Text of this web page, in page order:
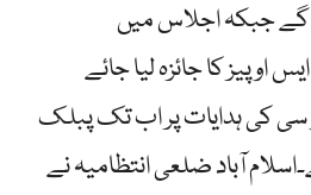
گے جبکہ اجلاس میں
او پیز کا جائزہ لیا جائے
او سی کی ہدایات پر اب تک پبلک
آباد ضلعی انتظامیہ نے